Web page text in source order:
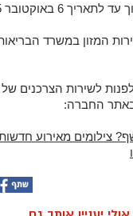
6 באוקטובר 2025.
המזון במשרד
החברה:
צילומים מאירוע